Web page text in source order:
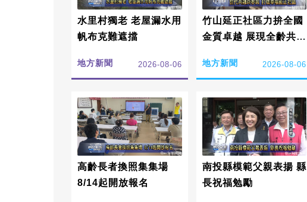
水里村獨老 老屋漏水用
帆布克難遮擋
地方新聞 2026-08-06
竹山延正社區力拚全國
金質卓越 展現全齡共融
地方新聞 2026-08-06
高齡長者換照集集場
8/14起開放報名
南投縣模範父親表揚 縣
長祝福勉勵